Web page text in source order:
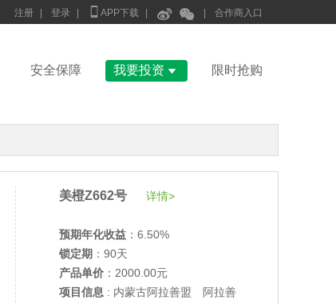
注册 登录  APP下载   合作商入口
安全保障 我要投资  限时抢购
美橙Z662号 详情>
预期年化收益 ：6.50%
锁定期 ：90天
产品单价 ：2000.00元
项目信息 : 内蒙古阿拉善盟 阿拉善